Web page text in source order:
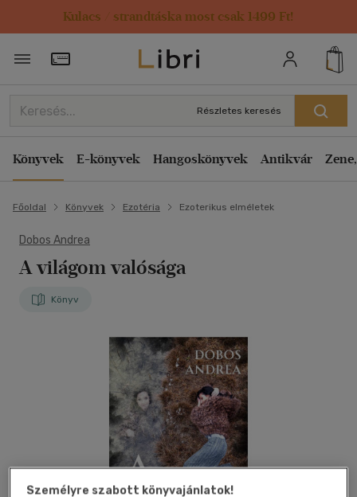
Kulacs / strandtáska most csak 1499 Ft!
Törzsvásárlói Kártya adatai
Részletes keresés
Könyvek E-könyvek Hangoskönyvek Antikvár
Főoldal Könyvek Ezotéria Ezoterikus elméletek
Dobos Andrea
A világom valósága
Könyv
Személyre szabott könyvajánlatok!